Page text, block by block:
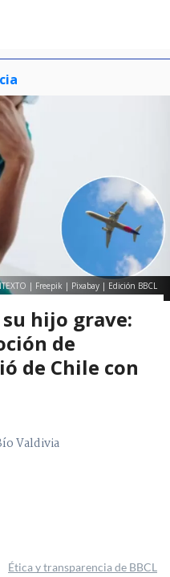
| Freepik | Pixabay | Edición BBCL
hijo grave:
de
de Chile con
Valdivia
Ética y transparencia de BBCL